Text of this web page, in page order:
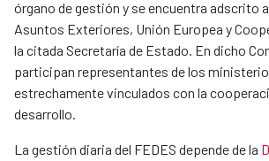
órgano de gestión y se encuentra adscrito
Asuntos Exteriores, Unión Europea y
la citada Secretaría de Estado. En dicho
participan representantes de los
estrechamente vinculados con la
desarrollo.
La gestión diaria del FEDES depende de la